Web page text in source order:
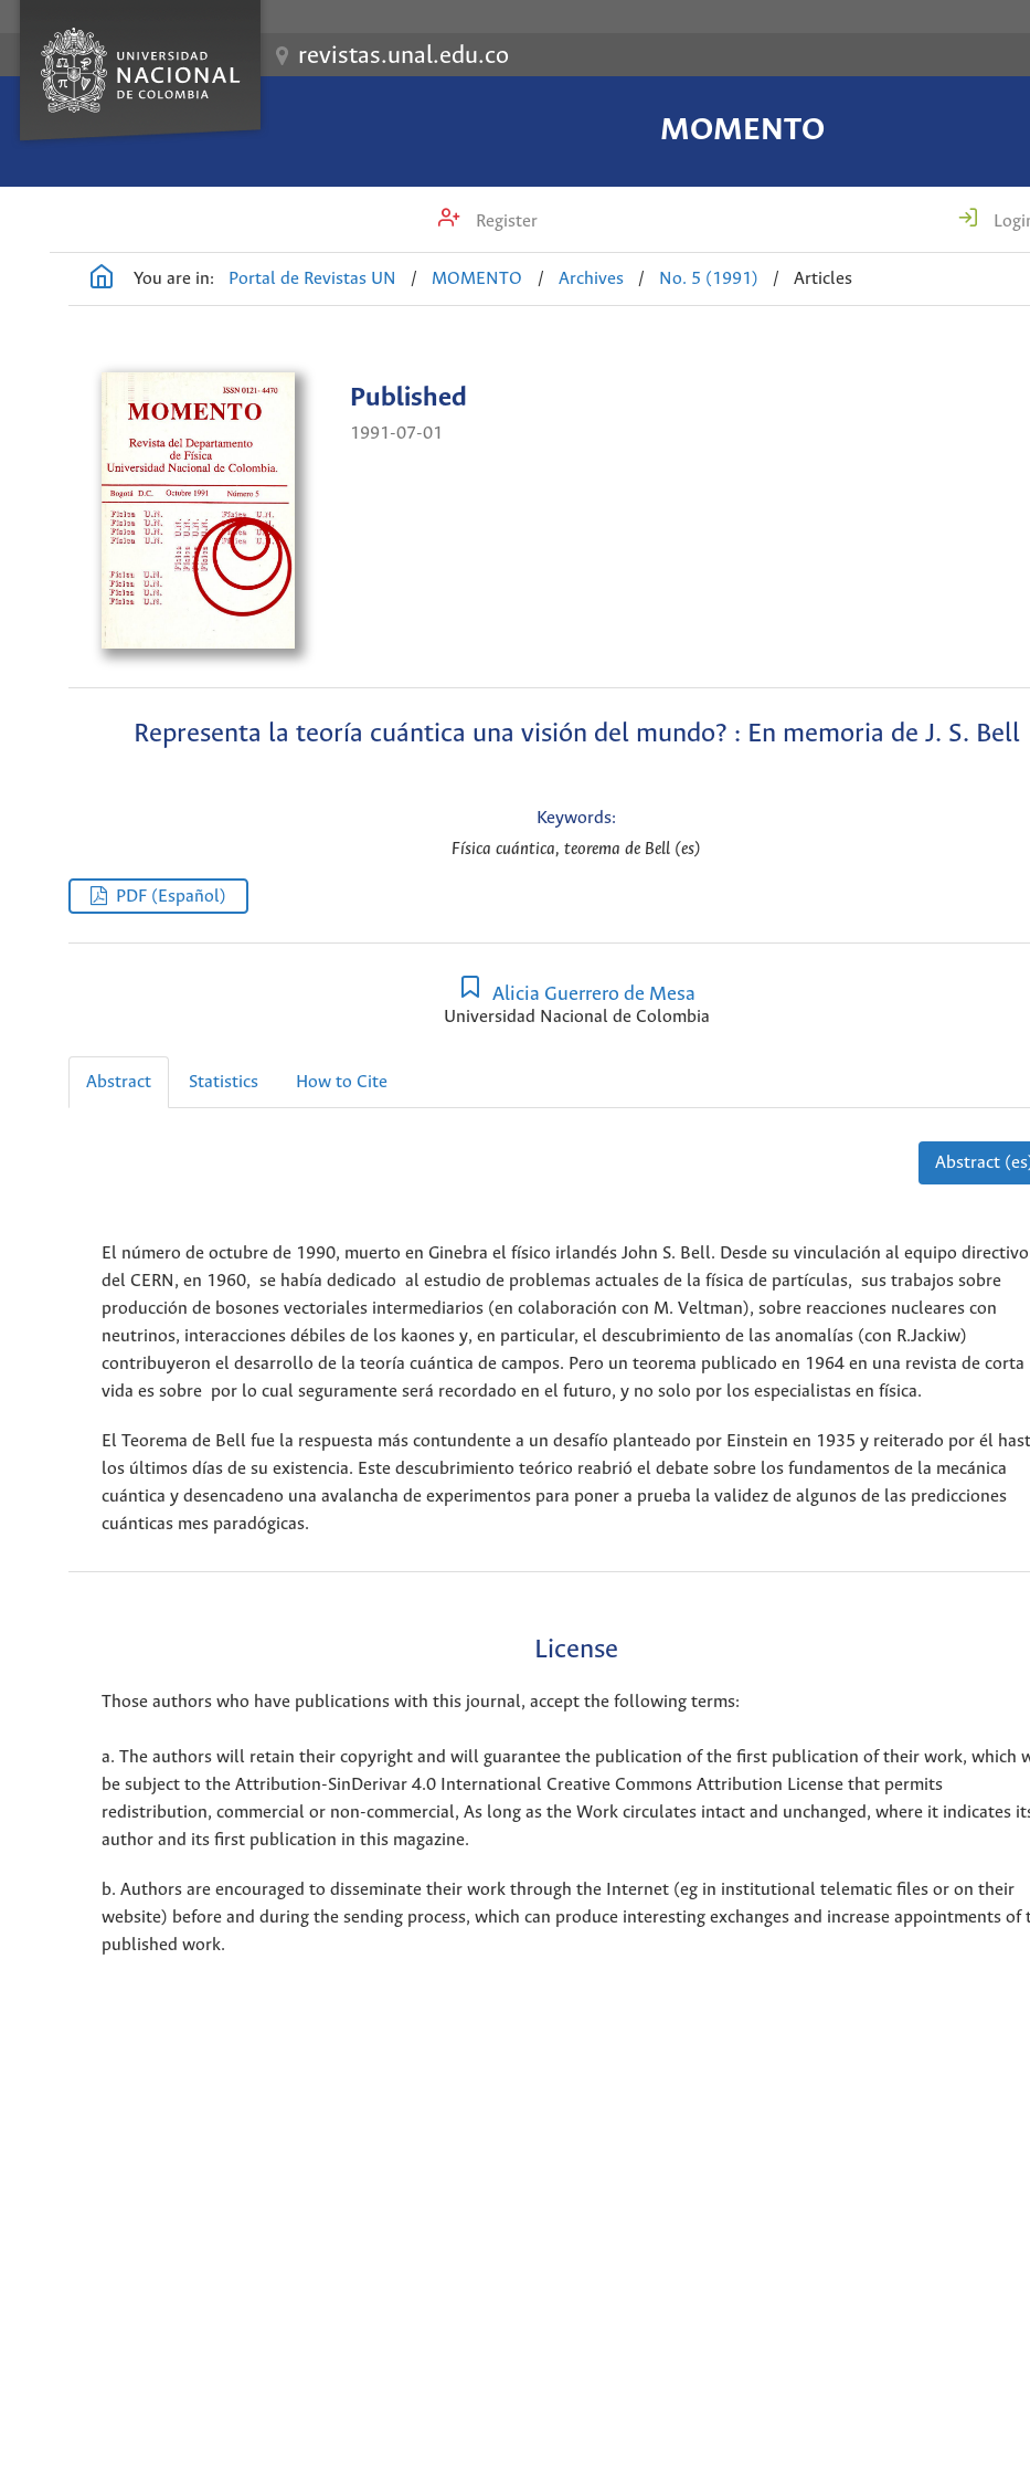
revistas.unal.edu.co
MOMENTO
Register
You are in: Portal de Revistas UN / MOMENTO / Archives / No. 5 (1991) / Articles
Published
1991-07-01
Representa la teoría cuántica una visión del mundo? : En memoria de J. S. Bell
Keywords:
Física cuántica, teorema de Bell (es)
PDF (Español)
Alicia Guerrero de Mesa
Universidad Nacional de Colombia
Abstract Statistics How to Cite
Abstract
El número de octubre de 1990, muerto en Ginebra el físico irlandés John S. Bell. Desde su vinculación al equipo directivo
del CERN, en 1960, se había dedicado al estudio de problemas actuales de la física de partículas, sus trabajos sobre
producción de bosones vectoriales intermediarios (en colaboración con M. Veltman), sobre reacciones nucleares con
neutrinos, interacciones débiles de los kaones y, en particular, el descubrimiento de las anomalías (con R.Jackiw)
contribuyeron el desarrollo de la teoría cuántica de campos. Pero un teorema publicado en 1964 en una revista de corta
vida es sobre por lo cual seguramente será recordado en el futuro, y no solo por los especialistas en física.
El Teorema de Bell fue la respuesta más contundente a un desafío planteado por Einstein en 1935 y reiterado por él
los últimos días de su existencia. Este descubrimiento teórico reabrió el debate sobre los fundamentos de la mecánica
cuántica y desencadeno una avalancha de experimentos para poner a prueba la validez de algunos de las predicciones
cuánticas mes paradógicas.
License
Those authors who have publications with this journal, accept the following terms:
a. The authors will retain their copyright and will guarantee the publication of the first publication of their work, which
be subject to the Attribution-SinDerivar 4.0 International Creative Commons Attribution License that permits
redistribution, commercial or non-commercial, As long as the Work circulates intact and unchanged, where it indicates
author and its first publication in this magazine.
b. Authors are encouraged to disseminate their work through the Internet (eg in institutional telematic files or on their
website) before and during the sending process, which can produce interesting exchanges and increase appointments of
published work.